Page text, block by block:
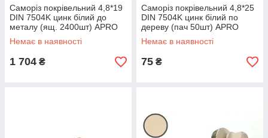
Саморіз покрівельний 4,8*19
DIN 7504K цинк білий до
металу (ящ. 2400шт) APRO
Немає в наявності
1 704 ₴
Саморіз покрівельний 4,8*25
DIN 7504K цинк білий по
дереву (пач 50шт) APRO
Немає в наявності
75 ₴